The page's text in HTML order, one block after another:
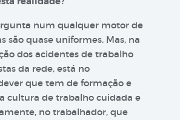
num qualquer motor de
são quase uniformes. Mas, na
dos acidentes de trabalho
da rede, está no
que tem de formação e
cultura de trabalho cuidada e
no trabalhador, que